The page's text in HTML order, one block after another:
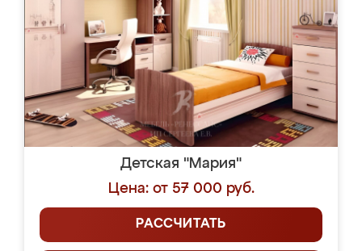
Детская "Мария"
Цена: от 57 000 руб.
РАССЧИТАТЬ